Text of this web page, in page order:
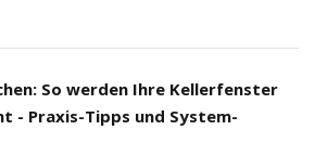
So werden Ihre Kellerfenster
- Praxis-Tipps und System-